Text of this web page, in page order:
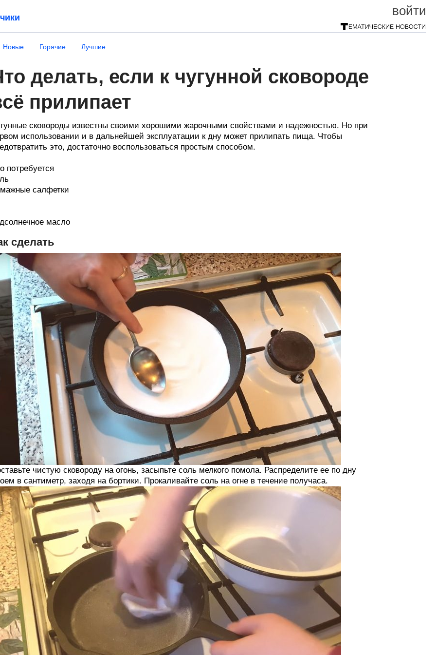
войти
Новые Горячие Лучшие
делать, если к чугунной сковороде
прилипает
сковороды известны своими хорошими жарочными свойствами и надежностью. Но при
использовании и в дальнейшей эксплуатации к дну может прилипать пища. Чтобы
это, достаточно воспользоваться простым способом.
потребуется
салфетки
масло
сделать
чистую сковороду на огонь, засыпьте соль мелкого помола. Распределите ее по дну
в сантиметр, заходя на бортики. Прокаливайте соль на огне в течение получаса.